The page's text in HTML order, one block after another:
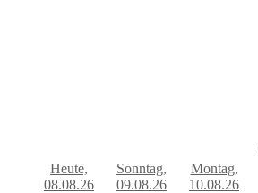
Heute,
08.08.26
Sonntag,
09.08.26
Montag,
10.08.26